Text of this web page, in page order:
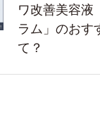
ワ改善美容液
ラム」のおす
て？